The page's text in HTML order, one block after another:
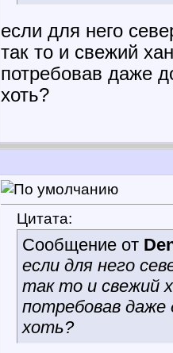
если для него
так то и свежий
потребовав даже
хоть?
Цитата:
Сообщение от
если для него
так то и свежий
потребовав даже
хоть?